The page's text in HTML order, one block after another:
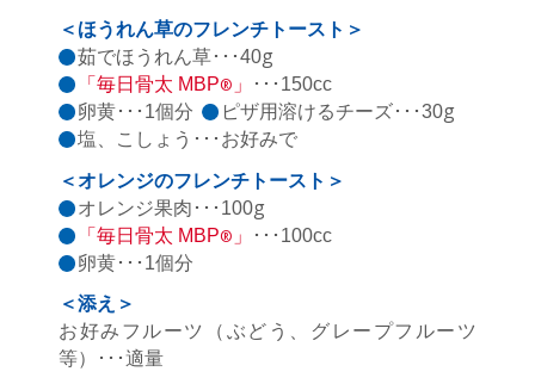
＜ほうれん草のフレンチトースト＞
茹でほうれん草･･･40g
「毎日骨太 MBP® 」
･･･150cc
卵黄･･･1個分
ピザ用溶けるチーズ･･･30g
塩、こしょう･･･お好みで
＜オレンジのフレンチトースト＞
オレンジ果肉･･･100g
「毎日骨太 MBP® 」
･･･100cc
卵黄･･･1個分
＜添え＞
お好みフルーツ（ぶどう、グレープフルーツ
等）･･･適量